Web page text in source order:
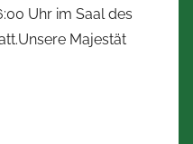
Uhr im Saal des
Majestät